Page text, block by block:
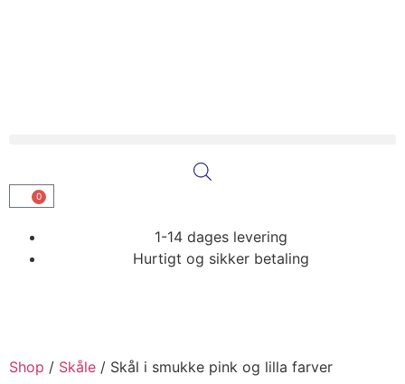
0
1-14 dages levering
Hurtigt og sikker betaling
Shop / Skåle / Skål i smukke pink og lilla farver